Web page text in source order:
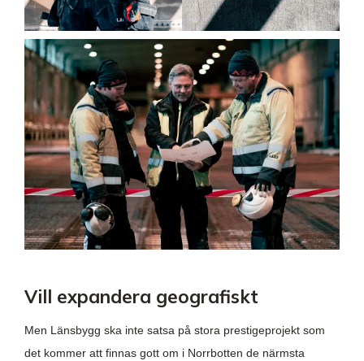
Vill expandera geografiskt
Men Länsbygg ska inte satsa på stora prestigeprojekt som
det kommer att finnas gott om i Norrbotten de närmsta